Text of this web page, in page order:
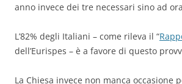
anno invece dei tre necessari sino ad
L’82% degli Italiani – come rileva il “
dell’Eurispes – è a favore di questo
La Chiesa invece non manca occasione